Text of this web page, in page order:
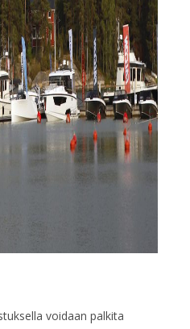
voidaan palkita